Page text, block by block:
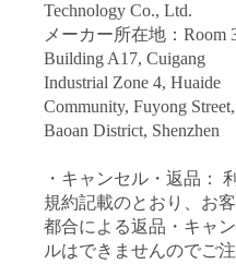
Technology Co., Ltd.
メーカー所在地：Room
Building A17, Cuigang
Industrial Zone 4, Huaide
Community, Fuyong Street,
Baoan District, Shenzhen
・キャンセル・返品：
規約記載のとおり、お
都合による返品・キャ
ルはできませんのでご